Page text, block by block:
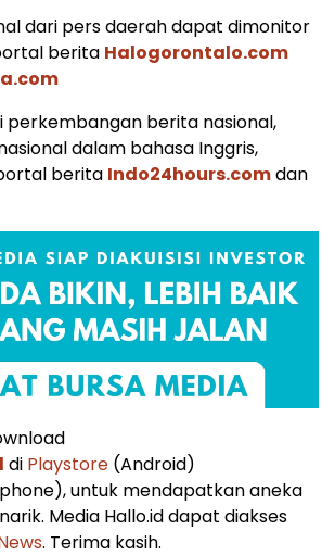
dari pers daerah dapat dimonitor
berita Halogorontalo.com
perkembangan berita nasional,
dalam bahasa Inggris,
berita Indo24hours.comdan
di Playstore (Android)
untuk mendapatkan aneka
Media Hallo.id dapat diakses
. Terima kasih.